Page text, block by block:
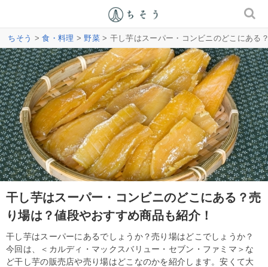
ちそう >食・料理 >野菜> 干し芋はスーパー・コンビニのどこにある
干し芋はスーパー・コンビニのどこにある？売
り場は？値段やおすすめ商品も紹介！
干し芋はスーパーにあるでしょうか？売り場はどこでしょうか？
今回は、＜カルディ・マックスバリュー・セブン・ファミマ＞な
ど干し芋の販売店や売り場はどこなのかを紹介します。安くて大